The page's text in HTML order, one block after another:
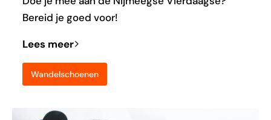
Bereid je goed voor!
Lees meer
Wandelschoenen